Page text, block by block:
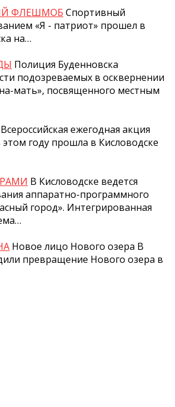
ФЛЕШМОБ Спортивный
«Я - патриот» прошел в
на…
Полиция Буденновска
подозреваемых в осквернении
мать», посвященного местным
Всероссийская ежегодная акция
году прошла в Кисловодске
В Кисловодске ведется
аппаратно-программного
город». Интегрированная
Новое лицо Нового озера В
превращение Нового озера в